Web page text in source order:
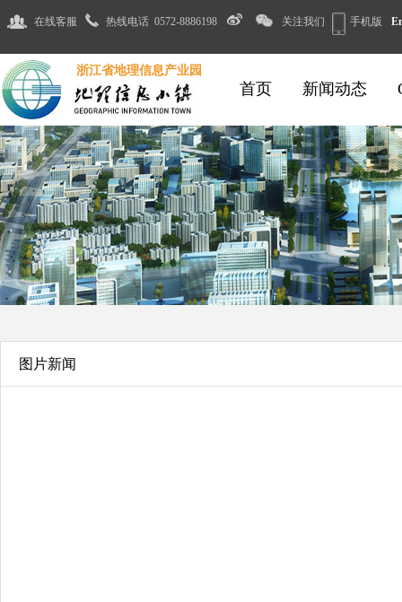
在线客服 热线电话 0572-8886198 关注我们 手机版
浙江省地理信息产业园
首页 新闻动态
图片新闻